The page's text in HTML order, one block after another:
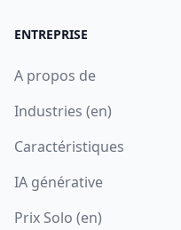
ENTREPRISE
A propos de
Industries (en)
Caractéristiques
IA générative
Prix Solo (en)